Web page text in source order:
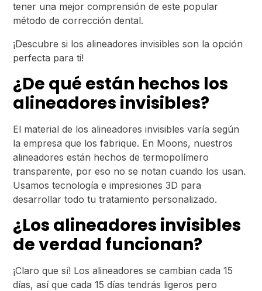
tener una mejor comprensión de este popular
método de corrección dental.
¡Descubre si los alineadores invisibles son la opción
perfecta para ti!
¿De qué están hechos los
alineadores invisibles?
El material de los alineadores invisibles varía según
la empresa que los fabrique. En Moons, nuestros
alineadores están hechos de termopolímero
transparente, por eso no se notan cuando los usan.
Usamos tecnología e impresiones 3D para
desarrollar todo tu tratamiento personalizado.
¿Los alineadores invisibles
de verdad funcionan?
¡Claro que sí! Los alineadores se cambian cada 15
días, así que cada 15 días tendrás ligeros pero